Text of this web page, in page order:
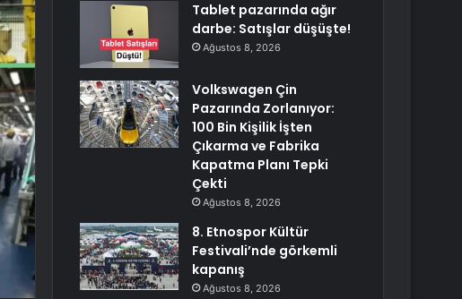
Tablet pazarında ağır
darbe: Satışlar düşüşte!
Ağustos 8, 2026
Volkswagen Çin
Pazarında Zorlanıyor:
100 Bin Kişilik İşten
Çıkarma ve Fabrika
Kapatma Planı Tepki
Çekti
Ağustos 8, 2026
8. Etnospor Kültür
Festivali’nde görkemli
kapanış
Ağustos 8, 2026